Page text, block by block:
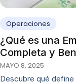
Operaciones
¿Qué es una
Completa y
MAYO 8, 2025
Descubre qué